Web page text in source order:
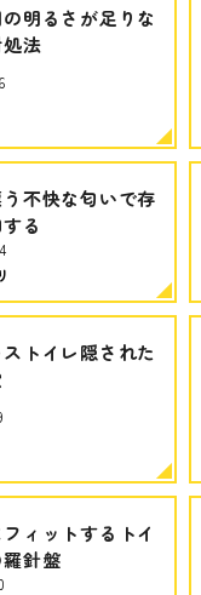
明るさが足りな
法
不快な匂いで存
る
トイレ隠された
ィットするトイ
針盤